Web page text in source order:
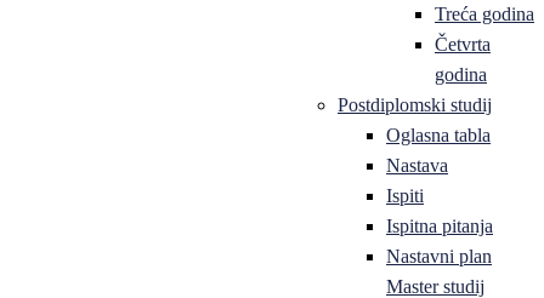
Treća godina
Četvrta
godina
Postdiplomski studij
Oglasna tabla
Nastava
Ispiti
Ispitna pitanja
Nastavni plan
Master studij